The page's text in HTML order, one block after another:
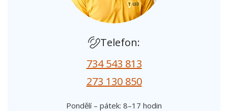
Telefon:
734 543 813
273 130 850
Pondělí – pátek: 8–17 hodin